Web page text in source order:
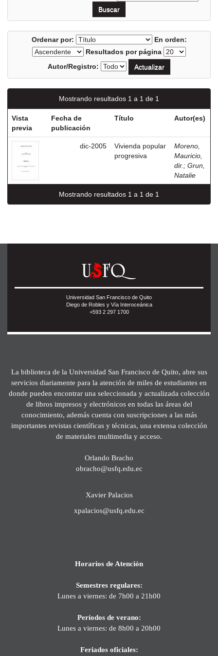
Ordenar por:
En orden:
Resultados por página
Autor/Registro:
Mostrando resultados 1 a 1 de 1
Vista
previa
Fecha de
publicación
Título Autor(es)
dic-2005
Vivienda popular
progresiva
Moreno,
Mauricio,
dir. ; Grun,
Natalie
Mostrando resultados 1 a 1 de 1
Universidad San Francisco de Quito
Diego de Robles y Vía Interoceánica
+593 2 297 1700
La biblioteca de la Universidad San Francisco de Quito, abre sus
servicios diariamente para la atención de miles de estudiantes en
donde pueden encontrar una seleccionada y actualizada colección
de libros impresos y electrónicos en todas las áreas del
conocimiento, además cuenta con suscripciones a las más
importantes revistas científicas y técnicas, una extensa colección
de materiales multimedia y acceso.
Orlando Bracho
obracho@usfq.edu.ec
Xavier Palacios
xpalacios@usfq.edu.ec
Horarios de Atención
Semestres regulares:
Lunes a viernes: de 7h00 a 21h00
Períodos de verano:
Lunes a viernes: de 8h00 a 20h00
Feriados oficiales: